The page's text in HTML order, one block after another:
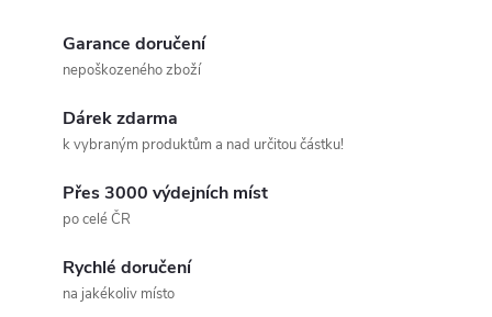
Garance doručení
nepoškozeného zboží
Dárek zdarma
k vybraným produktům a nad určitou částku!
Přes 3000 výdejních míst
po celé ČR
Rychlé doručení
na jakékoliv místo